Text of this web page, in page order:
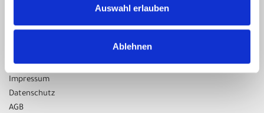
Auswahl erlauben
Ablehnen
Samstag nur nach Vereinbarung!
Kontakt
Impressum
Datenschutz
AGB